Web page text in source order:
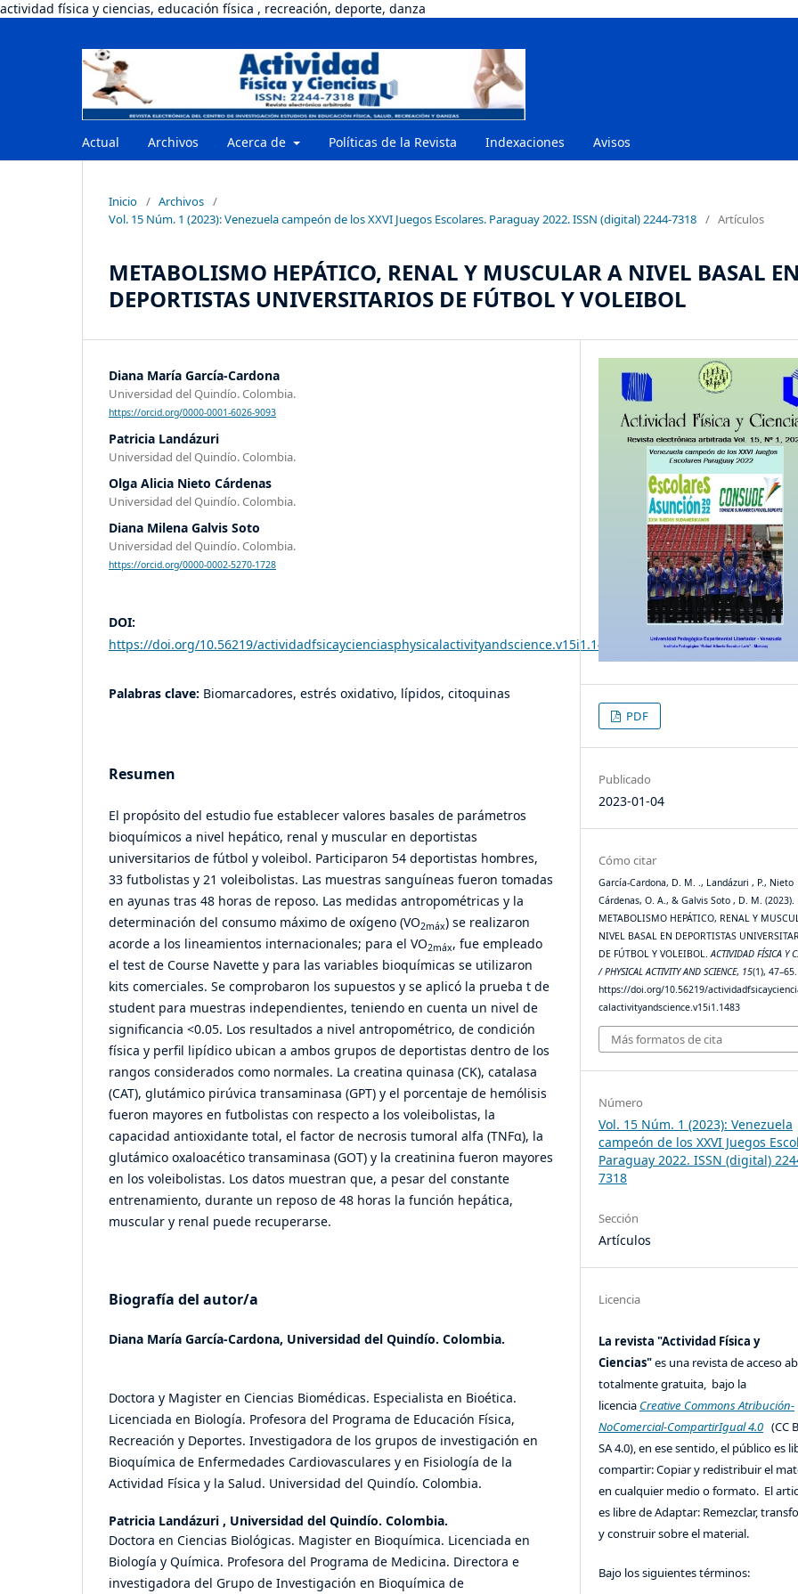
actividad física y ciencias, educación física , recreación, deporte, danza
Actual Archivos Acerca de Políticas de la Revista Indexaciones Avisos
Inicio / Archivos /
Vol. 15 Núm. 1 (2023): Venezuela campeón de los XXVI Juegos Escolares. Paraguay 2022. ISSN (digital) 2244-7318 / Artículos
METABOLISMO HEPÁTICO, RENAL Y MUSCULAR A NIVEL BASAL EN
DEPORTISTAS UNIVERSITARIOS DE FÚTBOL Y VOLEIBOL
Diana María García-Cardona
Universidad del Quindío. Colombia.
https://orcid.org/0000-0001-6026-9093
Patricia Landázuri
Universidad del Quindío. Colombia.
Olga Alicia Nieto Cárdenas
Universidad del Quindío. Colombia.
Diana Milena Galvis Soto
Universidad del Quindío. Colombia.
https://orcid.org/0000-0002-5270-1728
DOI:
https://doi.org/10.56219/actividadfsicaycienciasphysicalactivityandscience.v15i1.1483
Palabras clave: Biomarcadores, estrés oxidativo, lípidos, citoquinas
Resumen
El propósito del estudio fue establecer valores basales de parámetros
bioquímicos a nivel hepático, renal y muscular en deportistas
universitarios de fútbol y voleibol. Participaron 54 deportistas hombres,
33 futbolistas y 21 voleibolistas. Las muestras sanguíneas fueron tomadas
en ayunas tras 48 horas de reposo. Las medidas antropométricas y la
determinación del consumo máximo de oxígeno (VO2máx) se realizaron
acorde a los lineamientos internacionales; para el VO2máx, fue empleado
el test de Course Navette y para las variables bioquímicas se utilizaron
kits comerciales. Se comprobaron los supuestos y se aplicó la prueba t de
student para muestras independientes, teniendo en cuenta un nivel de
significancia <0.05. Los resultados a nivel antropométrico, de condición
física y perfil lipídico ubican a ambos grupos de deportistas dentro de los
rangos considerados como normales. La creatina quinasa (CK), catalasa
(CAT), glutámico pirúvica transaminasa (GPT) y el porcentaje de hemólisis
fueron mayores en futbolistas con respecto a los voleibolistas, la
capacidad antioxidante total, el factor de necrosis tumoral alfa (TNFα), la
glutámico oxaloacético transaminasa (GOT) y la creatinina fueron mayores
en los voleibolistas. Los datos muestran que, a pesar del constante
entrenamiento, durante un reposo de 48 horas la función hepática,
muscular y renal puede recuperarse.
Biografía del autor/a
Diana María García-Cardona, Universidad del Quindío. Colombia.
Doctora y Magister en Ciencias Biomédicas. Especialista en Bioética.
Licenciada en Biología. Profesora del Programa de Educación Física,
Recreación y Deportes. Investigadora de los grupos de investigación en
Bioquímica de Enfermedades Cardiovasculares y en Fisiología de la
Actividad Física y la Salud. Universidad del Quindío. Colombia.
Patricia Landázuri , Universidad del Quindío. Colombia.
Doctora en Ciencias Biológicas. Magister en Bioquímica. Licenciada en
Biología y Química. Profesora del Programa de Medicina. Directora e
investigadora del Grupo de Investigación en Bioquímica de
PDF
Publicado
2023-01-04
Cómo citar
García-Cardona, D. M. ., Landázuri , P., Nieto
Cárdenas, O. A., & Galvis Soto , D. M. (2023).
METABOLISMO HEPÁTICO, RENAL Y
NIVEL BASAL EN DEPORTISTAS
DE FÚTBOL Y VOLEIBOL.ACTIVIDAD FÍSICA Y
/ PHYSICAL ACTIVITY AND SCIENCE, 15(1), 47–65.
https://doi.org/10.56219/
calactivityandscience.v15i1.1483
Más formatos de cita
Número
Vol. 15 Núm. 1 (2023): Venezuela
campeón de los XXVI Juegos
Paraguay 2022. ISSN (digital)
7318
Sección
Artículos
Licencia
La revista "Actividad Física y
Ciencias"es una revista de acceso
totalmente gratuita, bajo la
licencia Creative Commons Atribución-
NoComercial-CompartirIgual 4.0 (CC
SA 4.0), en ese sentido, el público es
compartir: Copiar y redistribuir el
en cualquier medio o formato. El
es libre de Adaptar: Remezclar,
y construir sobre el material.
Bajo los siguientes términos: